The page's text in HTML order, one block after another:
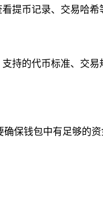
提币记录、交易哈
持的代币标准、交
保钱包中有足够的